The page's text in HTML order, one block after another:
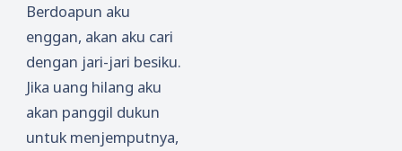
Berdoapun aku
enggan, akan aku cari
dengan jari-jari besiku.
Jika uang hilang aku
akan panggil dukun
untuk menjemputnya,